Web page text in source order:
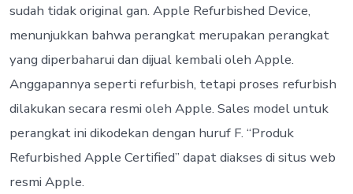
sudah tidak original gan. Apple Refurbished Device,
menunjukkan bahwa perangkat merupakan perangkat
yang diperbaharui dan dijual kembali oleh Apple.
Anggapannya seperti refurbish, tetapi proses refurbish
dilakukan secara resmi oleh Apple. Sales model untuk
perangkat ini dikodekan dengan huruf F. “Produk
Refurbished Apple Certified” dapat diakses di situs web
resmi Apple.